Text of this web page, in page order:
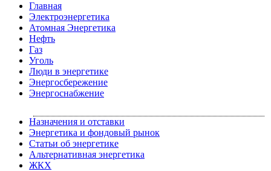
Главная
Электроэнергетика
Атомная Энергетика
Нефть
Газ
Уголь
Люди в энергетике
Энергосбережение
Энергоснабжение
Назначения и отставки
Энергетика и фондовый рынок
Статьи об энергетике
Альтернативная энергетика
ЖКХ